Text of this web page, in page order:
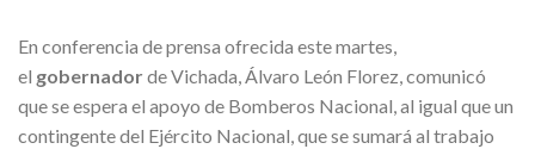
En conferencia de prensa ofrecida este martes,
el gobernadorde Vichada, Álvaro León Florez, comunicó
que se espera el apoyo de Bomberos Nacional, al igual que un
contingentedel Ejército Nacional, que se sumará al trabajo